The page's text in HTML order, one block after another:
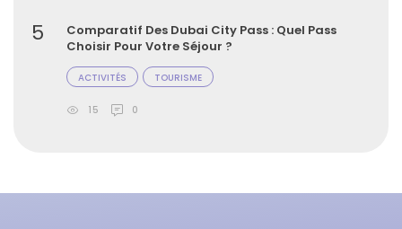
5
Comparatif Des Dubai City Pass : Quel Pass
Choisir Pour Votre Séjour ?
ACTIVITÉS TOURISME
15 0